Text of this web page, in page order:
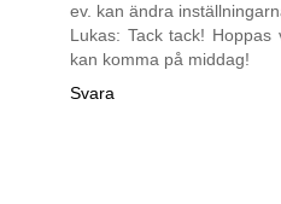
ev. kan ändra
Lukas: Tack tack!
kan komma på middag!
Svara